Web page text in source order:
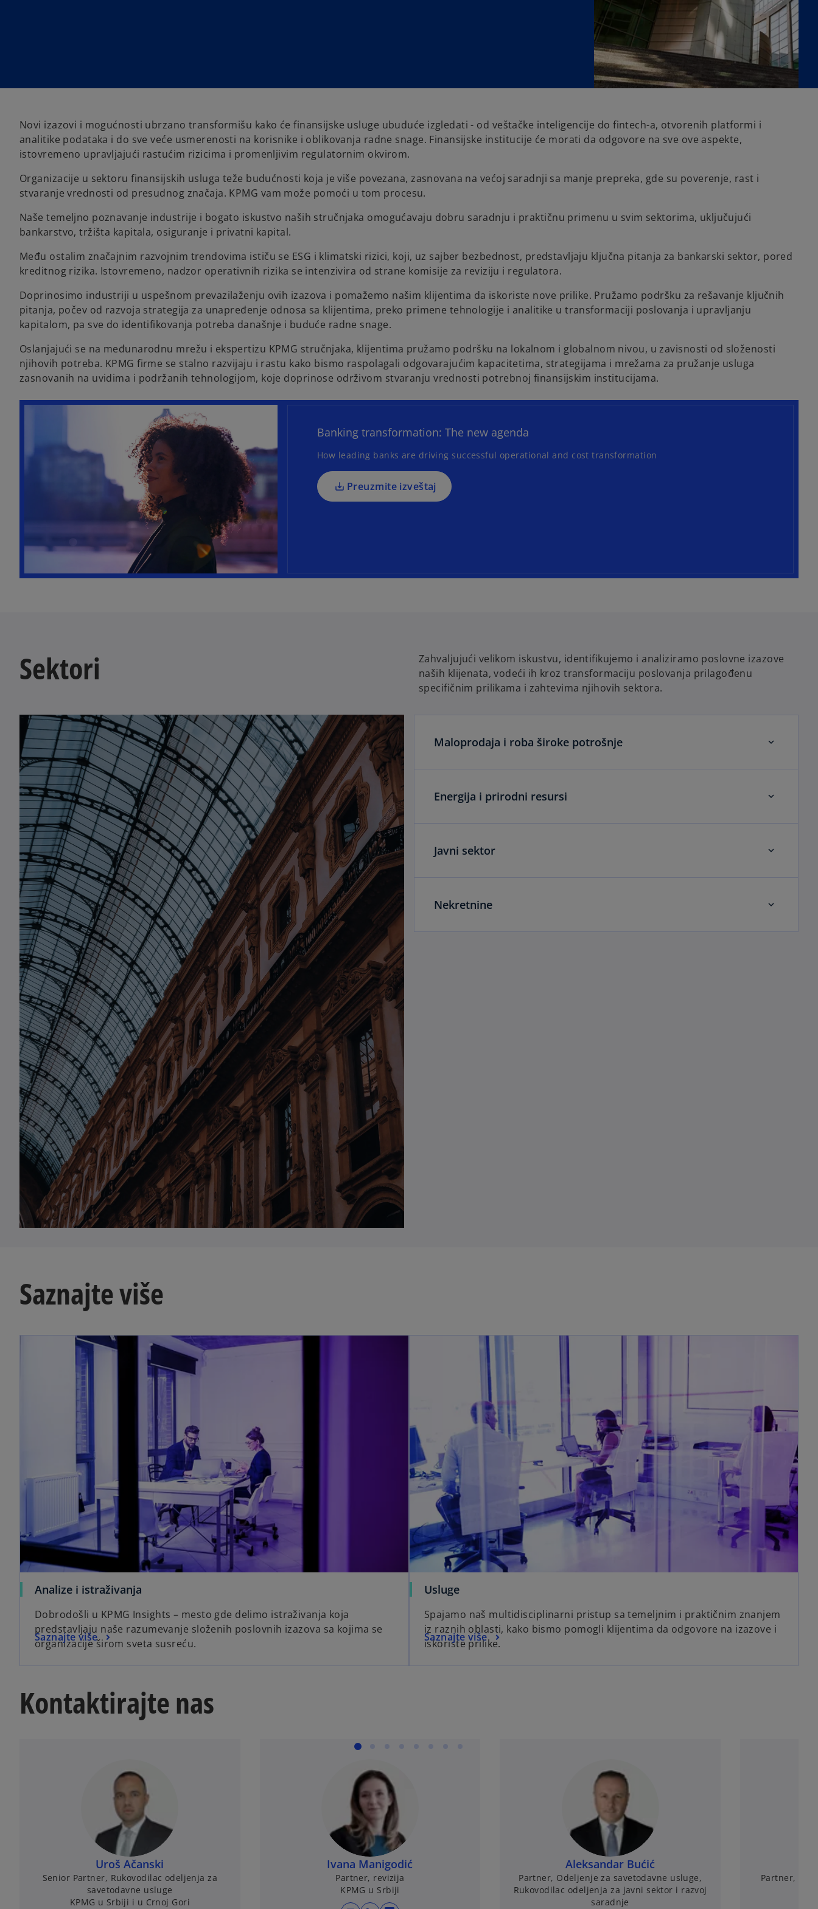
Novi izazovi i mogućnosti ubrzano transformišu kako će finansijske usluge ubuduće izgledati - od veštačke inteligencije do fintech-a, otvorenih platformi i
analitike podataka i do sve veće usmerenosti na korisnike i oblikovanja radne snage. Finansijske institucije će morati da odgovore na sve ove aspekte,
istovremeno upravljajući rastućim rizicima i promenljivim regulatornim okvirom.
Organizacije u sektoru finansijskih usluga teže budućnosti koja je više povezana, zasnovana na većoj saradnji sa manje prepreka, gde su poverenje, rast i
stvaranje vrednosti od presudnog značaja. KPMG vam može pomoći u tom procesu.
Naše temeljno poznavanje industrije i bogato iskustvo naših stručnjaka omogućavaju dobru saradnju i praktičnu primenu u svim sektorima, uključujući
bankarstvo, tržišta kapitala, osiguranje i privatni kapital.
Među ostalim značajnim razvojnim trendovima ističu se ESG i klimatski rizici, koji, uz sajber bezbednost, predstavljaju ključna pitanja za bankarski sektor, pored
kreditnog rizika. Istovremeno, nadzor operativnih rizika se intenzivira od strane komisije za reviziju i regulatora.
Doprinosimo industriji u uspešnom prevazilaženju ovih izazova i pomažemo našim klijentima da iskoriste nove prilike. Pružamo podršku za rešavanje ključnih
pitanja, počev od razvoja strategija za unapređenje odnosa sa klijentima, preko primene tehnologije i analitike u transformaciji poslovanja i upravljanju
kapitalom, pa sve do identifikovanja potreba današnje i buduće radne snage.
Oslanjajući se na međunarodnu mrežu i ekspertizu KPMG stručnjaka, klijentima pružamo podršku na lokalnom i globalnom nivou, u zavisnosti od složenosti
njihovih potreba. KPMG firme se stalno razvijaju i rastu kako bismo raspolagali odgovarajućim kapacitetima, strategijama i mrežama za pružanje usluga
zasnovanih na uvidima i podržanih tehnologijom, koje doprinose održivom stvaranju vrednosti potrebnoj finansijskim institucijama.
Banking transformation: The new agenda
How leading banks are driving successful operational and cost transformation
Preuzmite izveštaj
o
p
n
i
n
a
n
Sektori
Zahvaljujući velikom iskustvu, identifikujemo i analiziramo poslovne izazove
naših klijenata, vodeći ih kroz transformaciju poslovanja prilagođenu
specifičnim prilikama i zahtevima njihovih sektora.
Maloprodaja i roba široke potrošnje
Energija i prirodni resursi
Javni sektor
Nekretnine
Saznajte više
Analize i istraživanja
Dobrodošli u KPMG Insights – mesto gde delimo istraživanja koja
predstavljaju naše razumevanje složenih poslovnih izazova sa kojima se
organizacije širom sveta susreću.
Saznajte više
Usluge
Spajamo naš multidisciplinarni pristup sa temeljnim i praktičnim znanjem
iz raznih oblasti, kako bismo pomogli klijentima da odgovore na izazove i
iskoriste prilike.
Saznajte više
Kontaktirajte nas
Uroš Ačanski
Senior Partner, Rukovodilac odeljenja za
savetodavne usluge
KPMG u Srbiji i u Crnoj Gori
Ivana Manigodić
Partner, revizija
KPMG u Srbiji
Aleksandar Bućić
Partner, Odeljenje za savetodavne usluge,
Rukovodilac odeljenja za javni sektor i razvoj
saradnje
Partner,